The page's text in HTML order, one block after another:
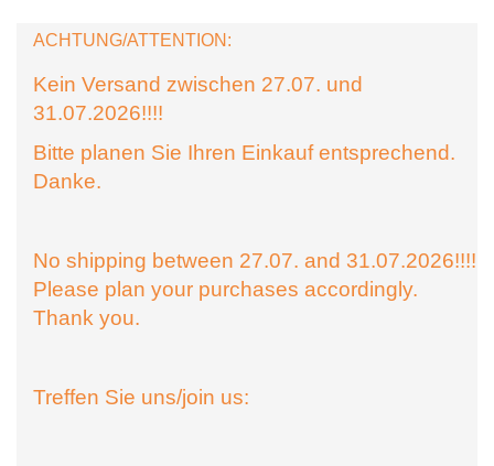
ACHTUNG/ATTENTION:
Kein Versand zwischen 27.07. und
31.07.2026!!!!
Bitte planen Sie Ihren Einkauf entsprechend.
Danke.
No shipping between 27.07. and 31.07.2026!!!!
Please plan your purchases accordingly.
Thank you.
Treffen Sie uns/join us: